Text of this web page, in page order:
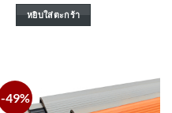
หยิบใส่ตะกร้า
-49%